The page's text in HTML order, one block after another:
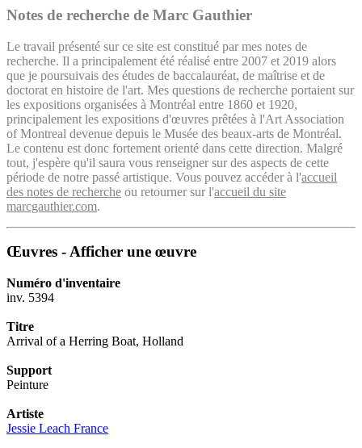
Notes de recherche de Marc Gauthier
Le travail présenté sur ce site est constitué par mes notes de
recherche. Il a principalement été réalisé entre 2007 et 2019 alors
que je poursuivais des études de baccalauréat, de maîtrise et de
doctorat en histoire de l'art. Mes questions de recherche portaient sur
les expositions organisées à Montréal entre 1860 et 1920,
principalement les expositions d'œuvres prêtées à l'Art Association
of Montreal devenue depuis le Musée des beaux-arts de Montréal.
Le contenu est donc fortement orienté dans cette direction. Malgré
tout, j'espère qu'il saura vous renseigner sur des aspects de cette
période de notre passé artistique. Vous pouvez accéder à l'accueil
des notes de recherche ou retourner sur l'accueil du site
marcgauthier.com.
Œuvres - Afficher une œuvre
Numéro d'inventaire
inv. 5394
Titre
Arrival of a Herring Boat, Holland
Support
Peinture
Artiste
Jessie Leach France